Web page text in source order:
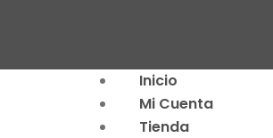
Inicio
Mi Cuenta
Tienda
Menu